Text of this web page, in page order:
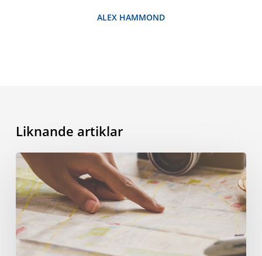
ALEX HAMMOND
Liknande artiklar
Spendera
smart:
fyra
sätt
att
spara
pengar